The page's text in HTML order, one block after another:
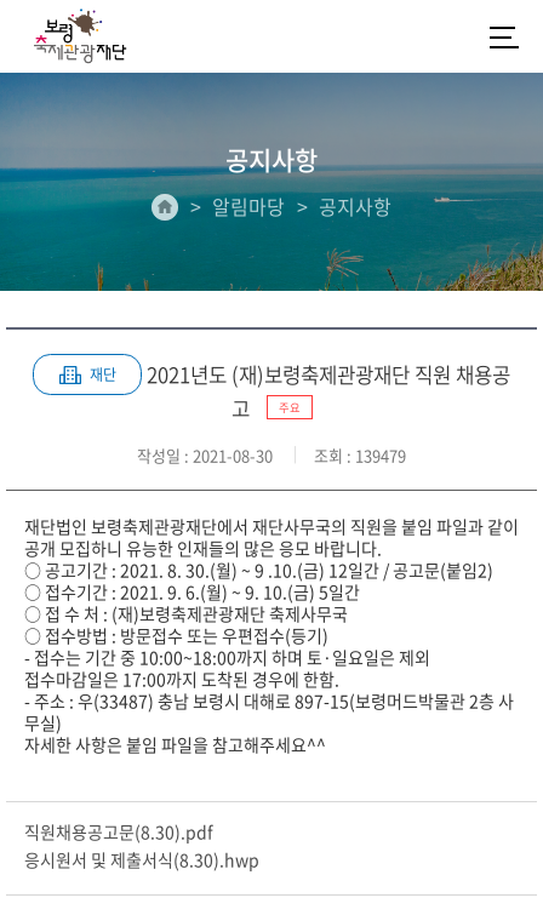
공지사항
알림마당 공지사항
재단
2021년도 (재)보령축제관광재단 직원 채용공
고
주요
작성일 : 2021-08-30 조회 : 139479
재단법인 보령축제관광재단에서 재단사무국의 직원을 붙임 파일과 같이
공개 모집하니 유능한 인재들의 많은 응모 바랍니다.
○ 공고기간 : 2021. 8. 30.(월) ~ 9 .10.(금) 12일간 / 공고문(붙임2)
○ 접수기간 : 2021. 9. 6.(월) ~ 9. 10.(금) 5일간
○ 접 수 처 : (재)보령축제관광재단 축제사무국
○ 접수방법 : 방문접수 또는 우편접수(등기)
- 접수는 기간 중 10:00~18:00까지 하며 토·일요일은 제외
접수마감일은 17:00까지 도착된 경우에 한함.
- 주소 : 우(33487) 충남 보령시 대해로 897-15(보령머드박물관 2층 사
무실)
자세한 사항은 붙임 파일을 참고해주세요^^
직원채용공고문(8.30).pdf
응시원서 및 제출서식(8.30).hwp